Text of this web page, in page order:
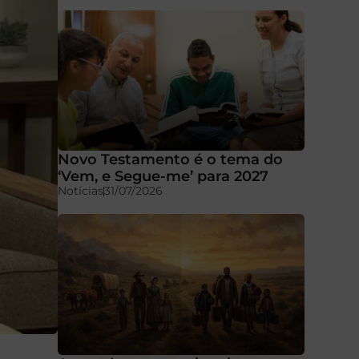
Novo Testamento é o tema do
‘Vem, e Segue-me’ para 2027
Notícias31/07/2026